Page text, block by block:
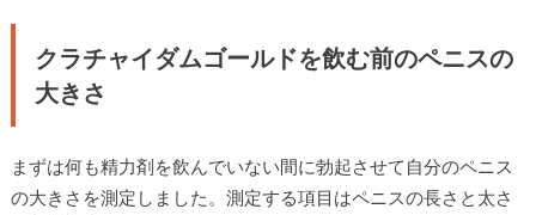
クラチャイダムゴールドを飲む前のペニスの
大きさ
まずは何も精力剤を飲んでいない間に勃起させて自分のペニス
の大きさを測定しました。測定する項目はペニスの長さと太さ